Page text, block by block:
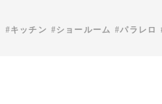
キッチン ショールーム パラレロ